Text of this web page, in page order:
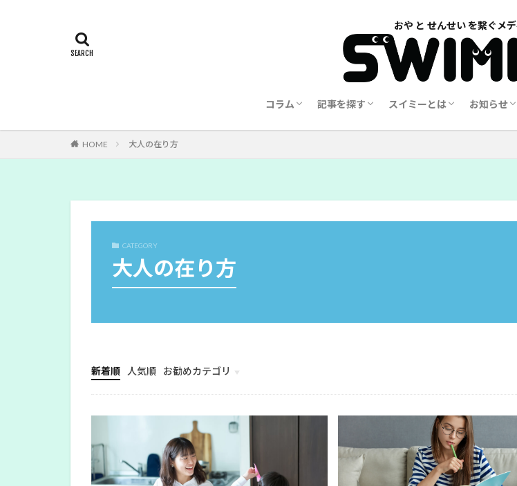
コラム
記事一覧
執筆者一覧
記事を探す
学校教育
家庭教育
幼児教育
世界の教育
子どもの学び
地域社会
特別支援
メンタルケア
スイミーとは
Swimmy誕生秘話
Swimmy 誕生までのストー
Swimmyのビジョン
Swimmy ペーパー版
お知らせ
イベント
ご寄付
クラウド
Swimmy
HOME 大人の在り方
CATEGORY
大人の在り方
新着順 人気順
お勧めカテゴリ
幼児教育